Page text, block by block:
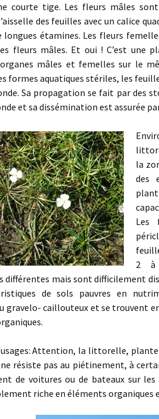
courte tige. Les fleurs mâles
des feuilles avec un calice
étamines. Les fleurs
fleurs mâles. Et oui ! C’est une
organes mâles et femelles sur le
formes aquatiques stériles, les
Sa propagation se fait par des
et sa dissémination est assurée
la
des
Les
2 à
différentes mais sont difficilement
de sols pauvres en
gravelo- caillouteux et se trouvent
Attention, la littorelle,
résiste pas au piétinement, à
de voitures ou de bateaux sur les
riche en éléments